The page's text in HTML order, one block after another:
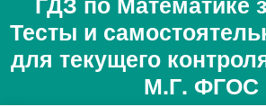
Тесты и
для текущего
М.Г. ФГОС